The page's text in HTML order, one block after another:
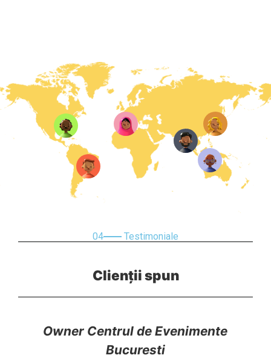
04 Testimoniale
Clienții spun
Owner Centrul de Evenimente
Bucuresti